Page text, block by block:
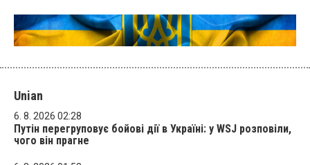
Unian
6. 8. 2026 02:28
Путін перегруповує бойові дії в Україні: у WSJ розповіли,
чого він прагне